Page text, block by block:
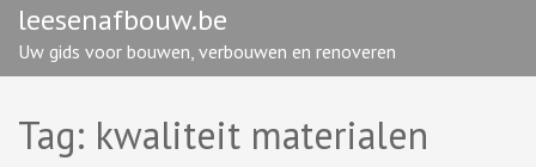
leesenafbouw.be
Uw gids voor bouwen, verbouwen en renoveren
Tag: kwaliteit materialen